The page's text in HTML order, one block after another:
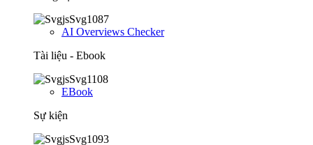
AI Overviews Checker
Tài liệu - Ebook
EBook
Sự kiện